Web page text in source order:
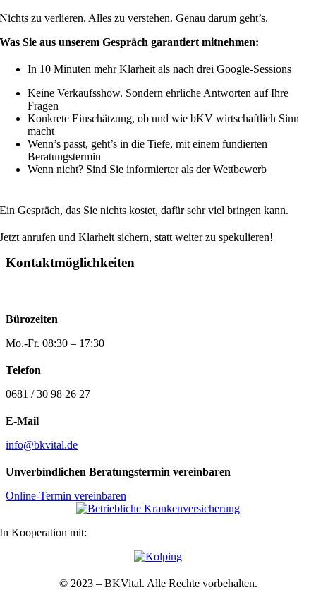
Nichts zu verlieren. Alles zu verstehen. Genau darum geht’s.
Was Sie aus unserem Gespräch garantiert mitnehmen:
In 10 Minuten mehr Klarheit als nach drei Google-Sessions
Keine Verkaufsshow. Sondern ehrliche Antworten auf Ihre
Fragen
Konkrete Einschätzung, ob und wie bKV wirtschaftlich Sinn
macht
Wenn’s passt, geht’s in die Tiefe, mit einem fundierten
Beratungstermin
Wenn nicht? Sind Sie informierter als der Wettbewerb
Ein Gespräch, das Sie nichts kostet, dafür sehr viel bringen kann.
Jetzt anrufen und Klarheit sichern, statt weiter zu spekulieren!
Kontaktmöglichkeiten
Bürozeiten
Mo.-Fr. 08:30 – 17:30
Telefon
0681 / 30 98 26 27
E-Mail
info@bkvital.de
Unverbindlichen Beratungstermin vereinbaren
Online-Termin vereinbaren
In Kooperation mit:
© 2023 – BKVital. Alle Rechte vorbehalten.